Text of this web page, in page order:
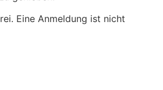
Eine Anmeldung ist nicht